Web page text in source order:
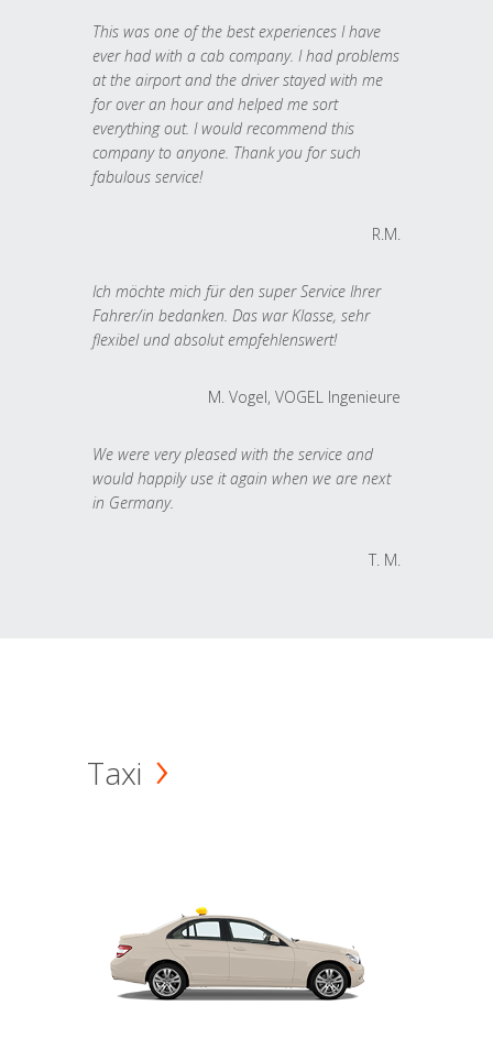
This was one of the best experiences I have
ever had with a cab company. I had problems
at the airport and the driver stayed with me
for over an hour and helped me sort
everything out. I would recommend this
company to anyone. Thank you for such
fabulous service!
R.M.
Ich möchte mich für den super Service Ihrer
Fahrer/in bedanken. Das war Klasse, sehr
flexibel und absolut empfehlenswert!
M. Vogel, VOGEL Ingenieure
We were very pleased with the service and
would happily use it again when we are next
in Germany.
T. M.
Taxi